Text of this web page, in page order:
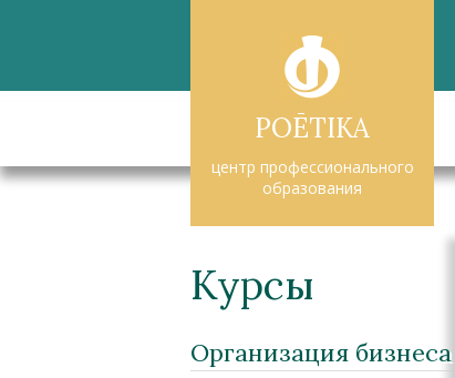
POĒTIKA
центр профессионального
образования
Курсы
Организация бизнеса